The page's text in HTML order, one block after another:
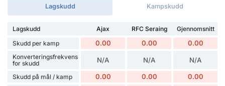
Lagskudd Kampskudd
Lagskudd Ajax RFC Seraing
Gjennomsnitt
Skudd per kamp
0.00 0.00 0.00
Konverteringsfrekvens
for skudd
N/A N/A N/A
Skudd på mål / kamp 0.00 0.00 0.00